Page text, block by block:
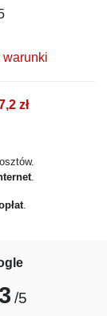
warunki
zł
.
.
/5